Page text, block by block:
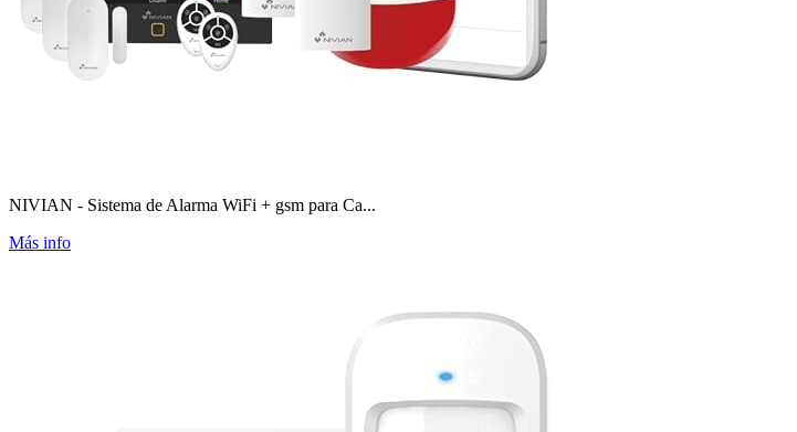
NIVIAN - Sistema de Alarma WiFi + gsm para Ca...
Más info